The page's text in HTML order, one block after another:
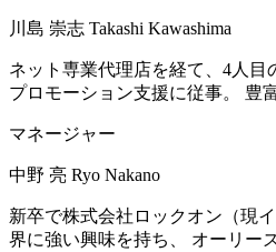
川島 崇志 Takashi Kawashima
ネット専業代理店を経て、4人
プロモーション支援に従事。 豊
マネージャー
中野 亮 Ryo Nakano
新卒で株式会社ロックオン（現
界に強い興味を持ち、 オーリー